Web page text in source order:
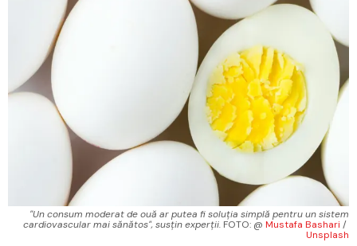
"Un consum moderat de ouă ar putea fi soluția simplă pentru un sistem
cardiovascular mai sănătos", susțin experții. FOTO: @ Mustafa Bashari /
Unsplash